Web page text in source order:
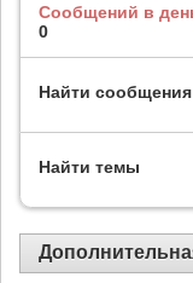
Сообщений в
0
Найти сообщения
Найти темы